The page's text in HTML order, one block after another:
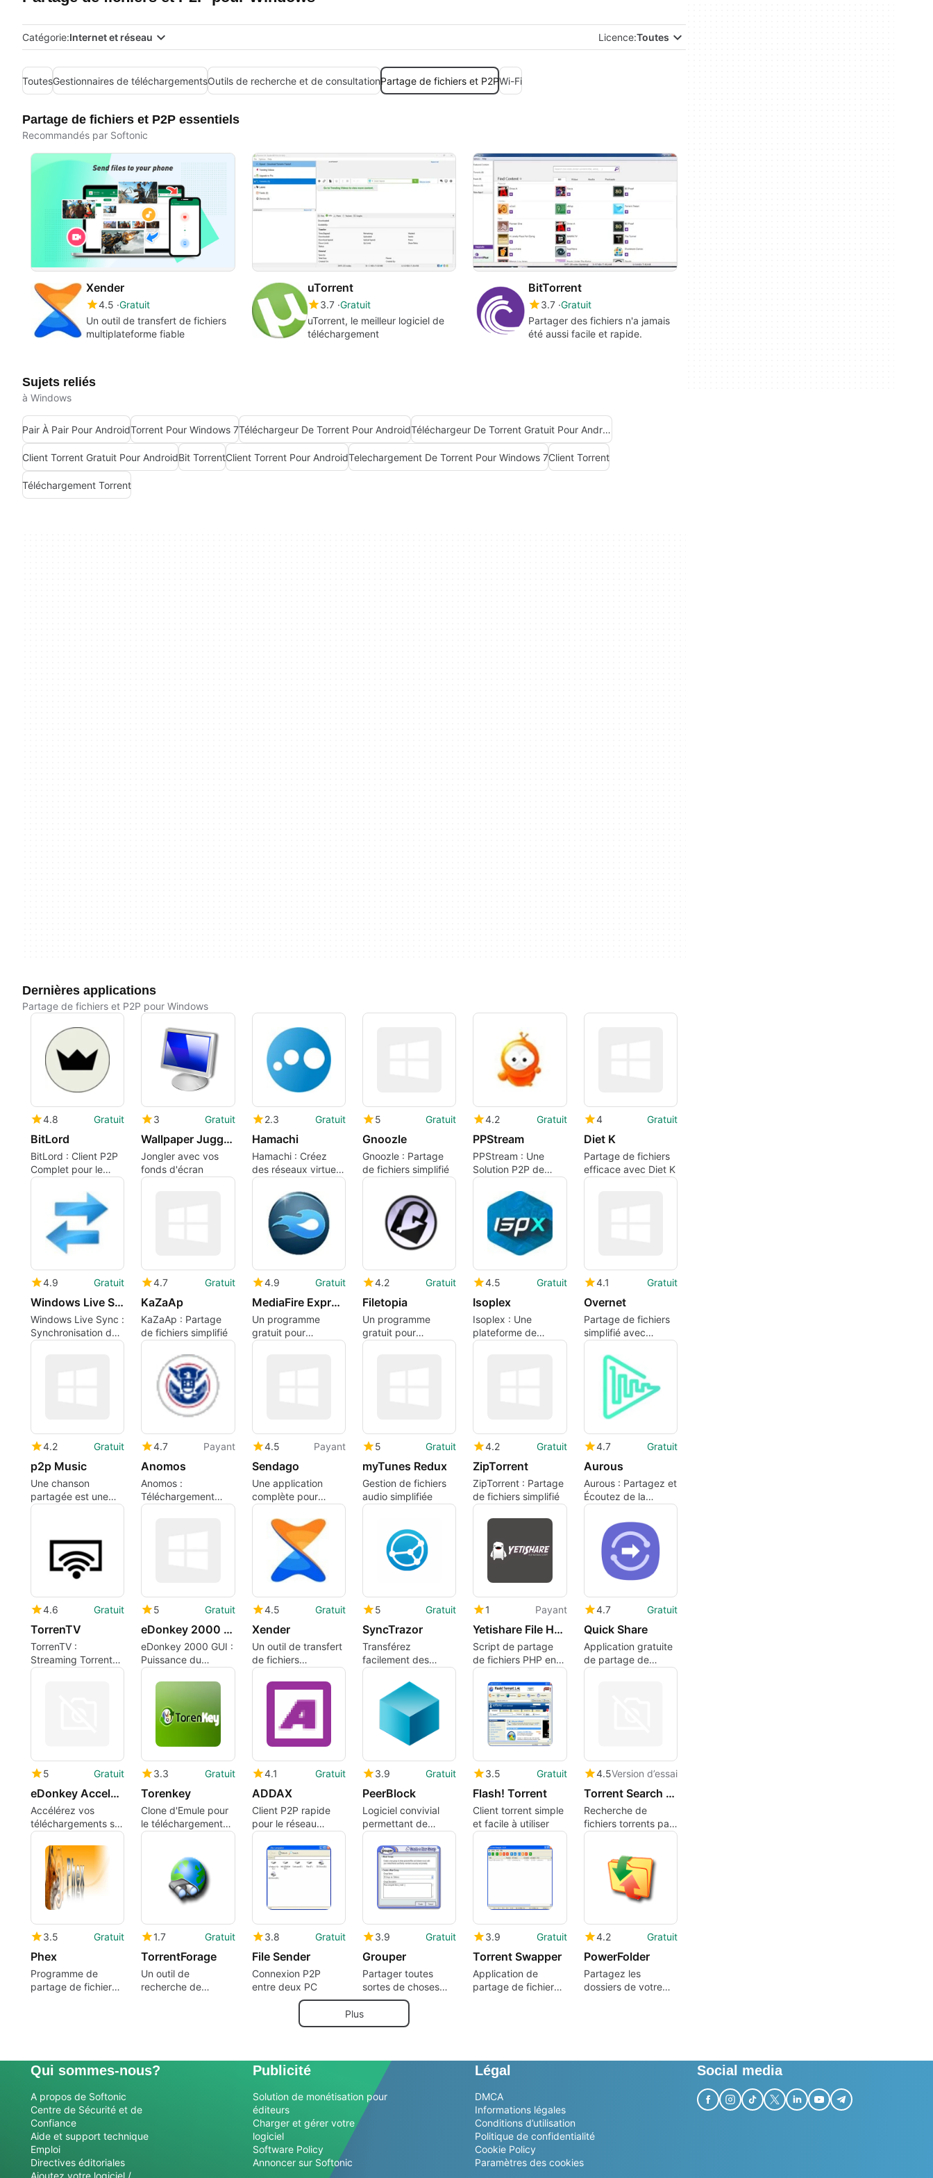
Catégorie:Internet et réseau Licence:Toutes
ToutesGestionnaires de téléchargementsOutils de recherche et de consultationPartage de fichiers et P2PWi-Fi
Partage de fichiers et P2P essentiels
Recommandés par Softonic
Xender
4.5 Gratuit
Un outil de transfert de fichiers
multiplateforme fiable
uTorrent
3.7 Gratuit
uTorrent, le meilleur logiciel de
téléchargement
BitTorrent
3.7 Gratuit
Partager des fichiers n'a jamais
été aussi facile et rapide.
Sujets reliés
à Windows
Pair À Pair Pour AndroidTorrent Pour Windows 7Téléchargeur De Torrent Pour Android Téléchargeur De Torrent Gratuit Pour Android
Client Torrent Gratuit Pour AndroidBit TorrentClient Torrent Pour AndroidTelechargement De Torrent Pour Windows 7Client Torrent
Téléchargement Torrent
Dernières applications
Partage de fichiers et P2P pour Windows
4.8 Gratuit
BitLord
BitLord : Client P2P
Complet pour le
Partage de Fichiers
3 Gratuit
Wallpaper Juggler
Jongler avec vos
fonds d'écran
2.3 Gratuit
Hamachi
Hamachi : Créez
des réseaux virtuels
facilement
5 Gratuit
Gnoozle
Gnoozle : Partage
de fichiers simplifié
4.2 Gratuit
PPStream
PPStream : Une
Solution P2P de
Télévision
4 Gratuit
Diet K
Partage de fichiers
efficace avec Diet K
4.9 Gratuit
Windows Live Sync
Windows Live Sync :
Synchronisation de
fichiers efficace
4.7 Gratuit
KaZaAp
KaZaAp : Partage
de fichiers simplifié
4.9 Gratuit
MediaFire Express
Un programme
gratuit pour
Windows, par
4.2 Gratuit
Filetopia
Un programme
gratuit pour
Windows, par
4.5 Gratuit
Isoplex
Isoplex : Une
plateforme de
partage de films
4.1 Gratuit
Overnet
Partage de fichiers
simplifié avec
Overnet
4.2 Gratuit
p2p Music
Une chanson
partagée est une
chanson doublée
4.7 Payant
Anomos
Anomos :
Téléchargement
Anonyme sur
4.5 Payant
Sendago
Une application
complète pour
Windows, par
Sendago Ltd..
5 Gratuit
myTunes Redux
Gestion de fichiers
audio simplifiée
4.2 Gratuit
ZipTorrent
ZipTorrent : Partage
de fichiers simplifié
4.7 Gratuit
Aurous
Aurous : Partagez et
Écoutez de la
Musique
4.6 Gratuit
TorrenTV
TorrenTV :
Streaming Torrents
Simplifié
5 Gratuit
eDonkey 2000 GUI
eDonkey 2000 GUI :
Puissance du
partage de fichiers
4.5 Gratuit
Xender
Un outil de transfert
de fichiers
multiplateforme
fiable
5 Gratuit
SyncTrazor
Transférez
facilement des
données avec cette
application.
1 Payant
Yetishare File Hosting Script
Script de partage
de fichiers PHP en
ligne
4.7 Gratuit
Quick Share
Application gratuite
de partage de
fichiers pour les
5 Gratuit
eDonkey Acceleration Patch
Accélérez vos
téléchargements sur
eDonkey
3.3 Gratuit
Torenkey
Clone d'Emule pour
le téléchargement
de torrents
4.1 Gratuit
ADDAX
Client P2P rapide
pour le réseau
Gnutella
3.9 Gratuit
PeerBlock
Logiciel convivial
permettant de
bloquer l'accès à un
ordinateur par des
réseaux non
autorisés
3.5 Gratuit
Flash! Torrent
Client torrent simple
et facile à utiliser
4.5Version d’essai
Torrent Search Expert
Recherche de
fichiers torrents par
mots-clés et par
3.5 Gratuit
Phex
Programme de
partage de fichiers
1.7 Gratuit
TorrentForage
Un outil de
recherche de
3.8 Gratuit
File Sender
Connexion P2P
entre deux PC
3.9 Gratuit
Grouper
Partager toutes
sortes de choses
avec vos amis via
P2P
3.9 Gratuit
Torrent Swapper
Application de
partage de fichiers
4.2 Gratuit
PowerFolder
Partagez les
dossiers de votre
Plus
Qui sommes-nous?
A propos de Softonic
Centre de Sécurité et de
Confiance
Aide et support technique
Emploi
Directives éditoriales
Publicité
Solution de monétisation pour
éditeurs
Charger et gérer votre
logiciel
Software Policy
Annoncer sur Softonic
Légal
DMCA
Informations légales
Conditions d’utilisation
Politique de confidentialité
Cookie Policy
Paramètres des cookies
Social media